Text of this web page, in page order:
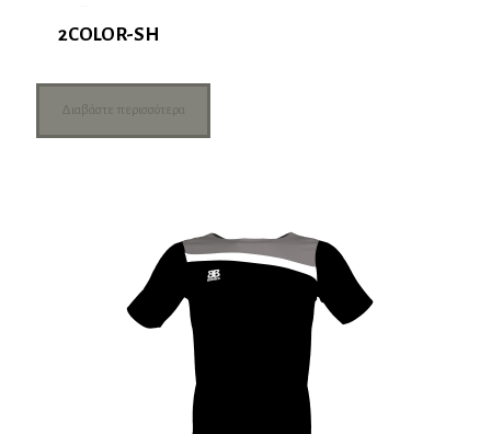
2COLOR-SH
Διαβάστε περισσότερα